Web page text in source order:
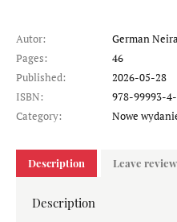
Autor:
German
Pages:
46
Published:
2026-05-28
ISBN:
978-99993-
Category:
Nowe
Description Leave review
Description